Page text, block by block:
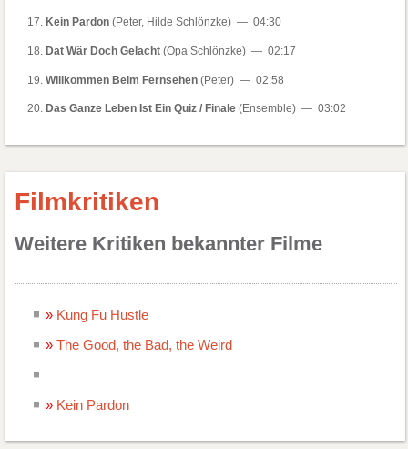
Kein Pardon(Peter, Hilde Schlönzke) — 04:30
Dat Wär Doch Gelacht(Opa Schlönzke) — 02:17
Willkommen Beim Fernsehen(Peter) — 02:58
Das Ganze Leben Ist Ein Quiz / Finale(Ensemble) — 03:02
Filmkritiken
Weitere Kritiken bekannter Filme
Kung Fu Hustle
The Good, the Bad, the Weird
Kein Pardon